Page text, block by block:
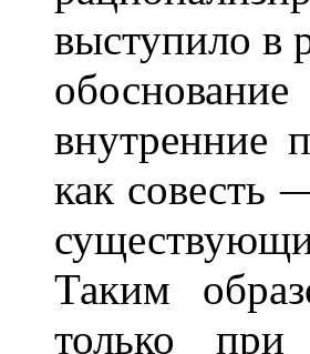
выступило в
внутренние
как совесть
Таким
только при